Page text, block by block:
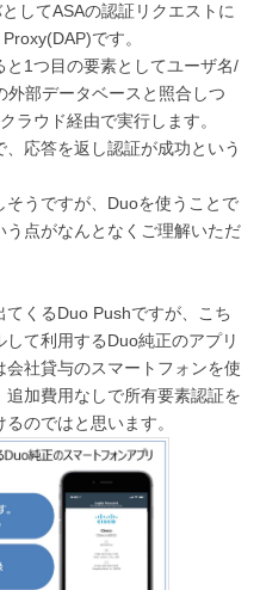
してASAの認証リクエストに
です。
1つ目の要素としてユーザ名/
部データベースと照合しつ
ラウド経由で実行します。
応答を返し認証が成功という
うですが、Duoを使うことで
点がなんとなくご理解いただ
くるDuo Pushですが、こち
て利用するDuo純正のアプリ
社貸与のスマートフォンを使
加費用なしで所有要素認証を
のではと思います。